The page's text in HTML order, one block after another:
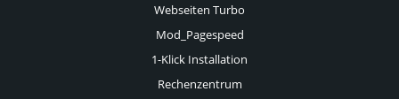
Webseiten Turbo
Mod_Pagespeed
1-Klick Installation
Rechenzentrum